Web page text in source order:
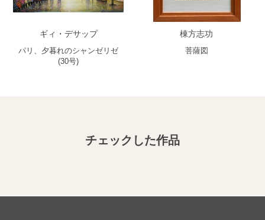
ギィ・デサップ
パリ、夕暮れのシャンゼリゼ
(30号)
棟方志功
菩薩図
チェックした作品